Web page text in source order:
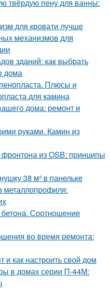
твёрдую пену для ванны:
для кровати лучше
механизмов для
зданий: как выбрать
дома
Плюсы и
для камина
дома: ремонт и
руками. Камин из
из OSB: принципы
38 м² в панельке
металлопрофиля:
Соотношение
во время ремонта:
и как настроить свой дом
в домах серии П-44М: